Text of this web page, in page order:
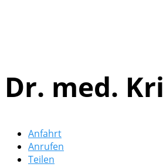
Dr. med.
Anfahrt
Anrufen
Teilen